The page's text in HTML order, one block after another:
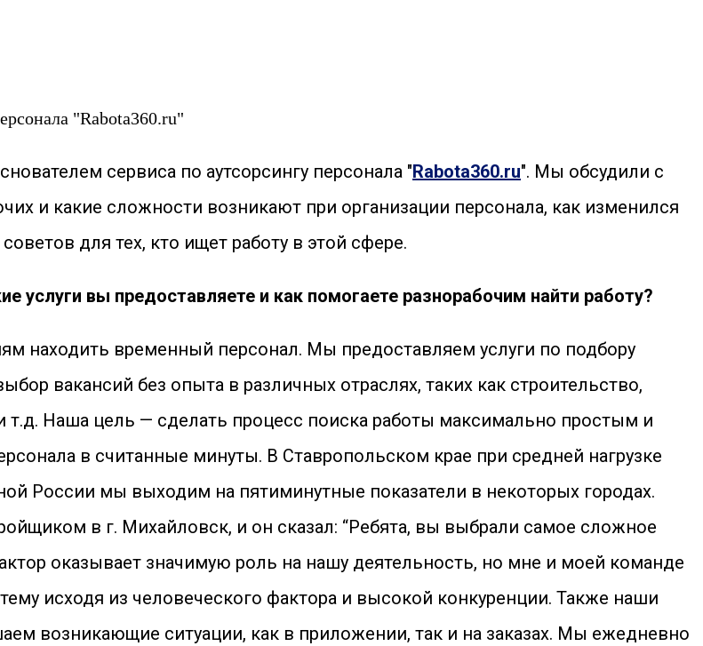
"Rabota360.ru"
сервиса по аутсорсингу персонала "Rabota360.ru". Мы обсудили с
и какие сложности возникают при организации персонала, как изменился
для тех, кто ищет работу в этой сфере.
услуги вы предоставляете и как помогаете разнорабочим найти работу?
находить временный персонал. Мы предоставляем услуги по подбору
вакансий без опыта в различных отраслях, таких как строительство,
т.д. Наша цель — сделать процесс поиска работы максимально простым и
в считанные минуты. В Ставропольском крае при средней нагрузке
России мы выходим на пятиминутные показатели в некоторых городах.
в г. Михайловск, и он сказал: “Ребята, вы выбрали самое сложное
оказывает значимую роль на нашу деятельность, но мне и моей команде
исходя из человеческого фактора и высокой конкуренции. Также наши
возникающие ситуации, как в приложении, так и на заказах. Мы ежедневно